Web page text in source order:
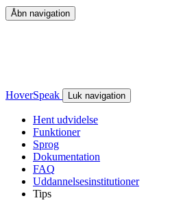
Åbn navigation
HoverSpeak Luk navigation
Hent udvidelse
Funktioner
Sprog
Dokumentation
FAQ
Uddannelsesinstitutioner
Tips